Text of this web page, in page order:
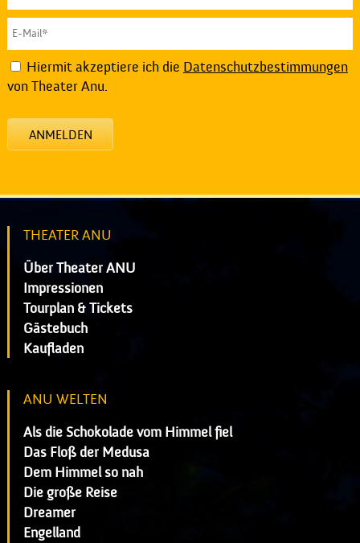
Hiermit akzeptiere ich die Datenschutzbestimmungen
von Theater Anu.
ANMELDEN
THEATER ANU
Über Theater ANU
Impressionen
Tourplan & Tickets
Gästebuch
Kaufladen
ANU WELTEN
Als die Schokolade vom Himmel fiel
Das Floß der Medusa
Dem Himmel so nah
Die große Reise
Dreamer
Engelland